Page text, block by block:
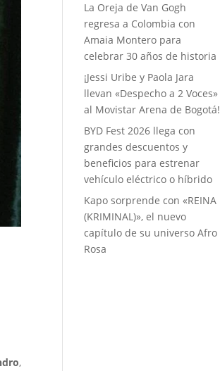
,
La Oreja de Van Gogh
regresa a Colombia con
Amaia Montero para
celebrar 30 años de historia
¡Jessi Uribe y Paola Jara
llevan «Despecho a 2 Voces»
al Movistar Arena de Bogotá!
BYD Fest 2026 llega con
grandes descuentos y
beneficios para estrenar
vehículo eléctrico o híbrido
Kapo sorprende con «REINA
(KRIMINAL)», el nuevo
capítulo de su universo Afro
Rosa